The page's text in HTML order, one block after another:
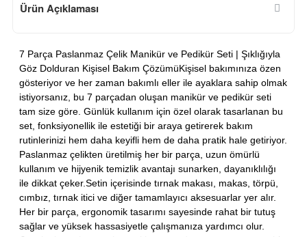
Ürün Açıklaması
7 Parça Paslanmaz Çelik Manikür ve Pedikür Seti | Şıklığıyla
Göz Dolduran Kişisel Bakım ÇözümüKişisel bakımınıza özen
gösteriyor ve her zaman bakımlı eller ile ayaklara sahip olmak
istiyorsanız, bu 7 parçadan oluşan manikür ve pedikür seti
tam size göre. Günlük kullanım için özel olarak tasarlanan bu
set, fonksiyonellik ile estetiği bir araya getirerek bakım
rutinlerinizi hem daha keyifli hem de daha pratik hale getiriyor.
Paslanmaz çelikten üretilmiş her bir parça, uzun ömürlü
kullanım ve hijyenik temizlik avantajı sunarken, dayanıklılığı
ile dikkat çeker.Setin içerisinde tırnak makası, makas, törpü,
cımbız, tırnak itici ve diğer tamamlayıcı aksesuarlar yer alır.
Her bir parça, ergonomik tasarımı sayesinde rahat bir tutuş
sağlar ve yüksek hassasiyetle çalışmanıza yardımcı olur.